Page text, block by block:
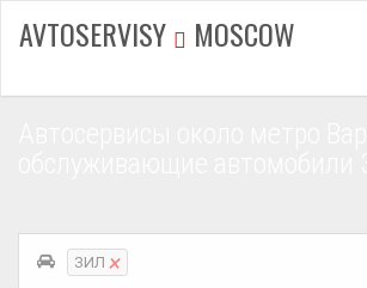
AVTOSERVISY MOSCOW
ЗИЛ ×